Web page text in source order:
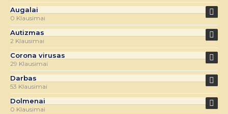
Augalai
0 Klausimai
Autizmas
2 Klausimai
Corona virusas
29 Klausimai
Darbas
53 Klausimai
Dolmenai
0 Klausimai